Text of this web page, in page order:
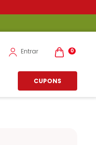
Entrar 0
CUPONS